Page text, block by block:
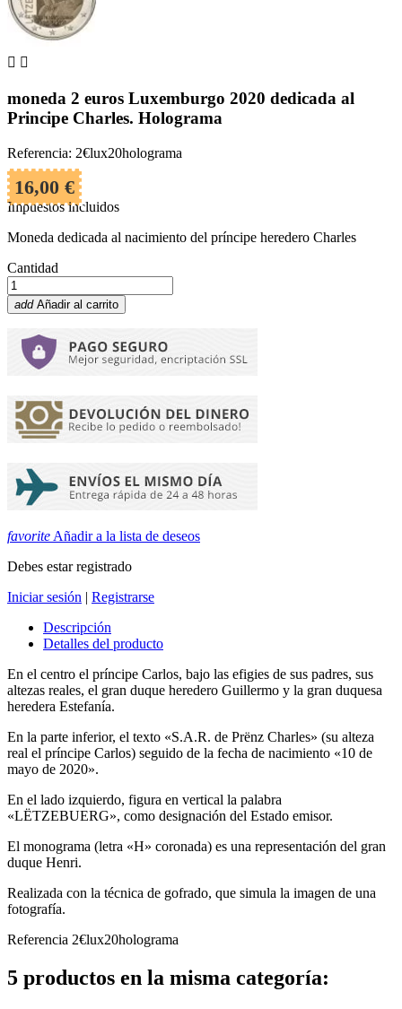
 
moneda 2 euros Luxemburgo 2020 dedicada al
Principe Charles. Holograma
Referencia: 2€lux20holograma
16,00 €
Impuestos incluidos
Moneda dedicada al nacimiento del príncipe heredero Charles
Cantidad
add Añadir al carrito
favorite Añadir a la lista de deseos
Debes estar registrado
Iniciar sesión | Registrarse
Descripción
Detalles del producto
En el centro el príncipe Carlos, bajo las efigies de sus padres, sus
altezas reales, el gran duque heredero Guillermo y la gran duquesa
heredera Estefanía.
En la parte inferior, el texto «S.A.R. de Prënz Charles» (su alteza
real el príncipe Carlos) seguido de la fecha de nacimiento «10 de
mayo de 2020».
En el lado izquierdo, figura en vertical la palabra
«LËTZEBUERG», como designación del Estado emisor.
El monograma (letra «H» coronada) es una representación del gran
duque Henri.
Realizada con la técnica de gofrado, que simula la imagen de una
fotografía.
Referencia 2€lux20holograma
5 productos en la misma categoría: